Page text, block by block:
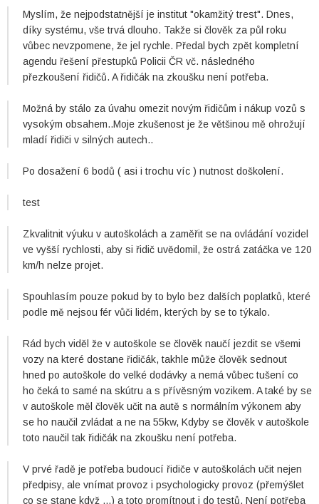
Myslím, že nejpodstatnější je institut "okamžitý trest". Dnes,
díky systému, vše trvá dlouho. Takže si člověk za půl roku
vůbec nevzpomene, že jel rychle. Předal bych zpět kompletní
agendu řešení přestupků Policii ČR vč. následného
přezkoušení řidičů. A řidičák na zkoušku není potřeba.
Možná by stálo za úvahu omezit novým řidičům i nákup vozů s
vysokým obsahem..Moje zkušenost je že většinou mě ohrožují
mladí řidiči v silných autech..
Po dosažení 6 bodů ( asi i trochu víc ) nutnost doškolení.
test
Zkvalitnit výuku v autoškolách a zaměřit se na ovládání vozidel
ve vyšší rychlosti, aby si řidič uvědomil, že ostrá zatáčka ve 120
km/h nelze projet.
Spouhlasím pouze pokud by to bylo bez dalších poplatků, které
podle mě nejsou fér vůči lidém, kterých by se to týkalo.
Rád bych viděl že v autoškole se člověk naučí jezdit se všemi
vozy na které dostane řidičák, takhle může člověk sednout
hned po autoškole do velké dodávky a nemá vůbec tušení co
ho čeká to samé na skútru a s přívěsným vozikem. A také by se
v autoškole měl člověk učit na autě s normálním výkonem aby
se ho naučil zvládat a ne na 55kw, Kdyby se člověk v autoškole
toto naučil tak řidičák na zkoušku není potřeba.
V prvé řadě je potřeba budoucí řidiče v autoškolách učit nejen
předpisy, ale vnímat provoz i psychologicky provoz (přemýšlet
co se stane když ...) a toto promítnout i do testů. Není potřeba